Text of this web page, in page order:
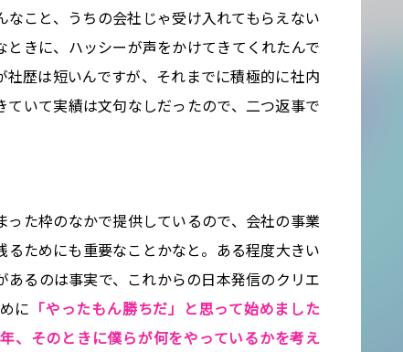
なこと、うちの会社じゃ受け入れてもらえない
ときに、ハッシーが声をかけてきてくれたんで
社歴は短いんですが、それまでに積極的に社内
ていて実績は文句なしだったので、二つ返事で
った枠のなかで提供しているので、会社の事業
ためにも重要なことかなと。ある程度大きい
あるのは事実で、これからの日本発信のクリエ
に
「やったもん勝ちだ」と思って始めました
、そのときに僕らが何をやっているかを考え